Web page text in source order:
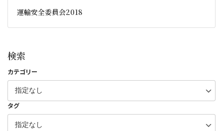
運輸安全委員会2018
検索
カテゴリー
タグ